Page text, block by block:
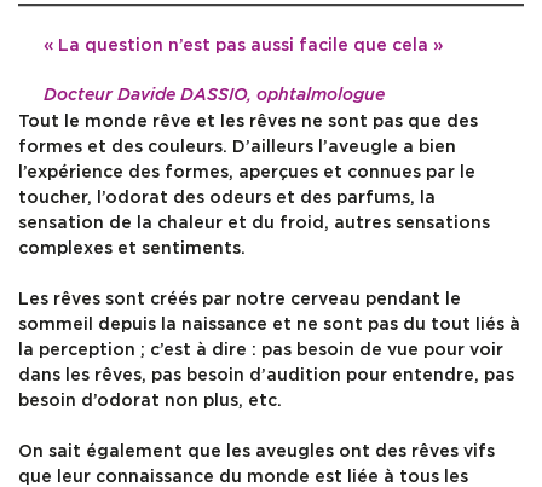
« La question n’est pas aussi facile que cela »
Docteur Davide DASSIO, ophtalmologue
Tout le monde rêve et les rêves ne sont pas que des
formes et des couleurs. D’ailleurs l’aveugle a bien
l’expérience des formes, aperçues et connues par le
toucher, l’odorat des odeurs et des parfums, la
sensation de la chaleur et du froid, autres sensations
complexes et sentiments.
Les rêves sont créés par notre cerveau pendant le
sommeil depuis la naissance et ne sont pas du tout liés à
la perception ; c’est à dire : pas besoin de vue pour voir
dans les rêves, pas besoin d’audition pour entendre, pas
besoin d’odorat non plus, etc.
On sait également que les aveugles ont des rêves vifs
que leur connaissance du monde est liée à tous les